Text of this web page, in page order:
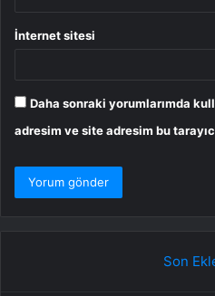
İnternet sitesi
Daha sonraki yorumlarımda
adresim ve site adresim bu
Son